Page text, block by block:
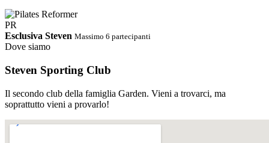
PR
Esclusiva Steven Massimo 6 partecipanti
Dove siamo
Steven Sporting Club
Il secondo club della famiglia Garden. Vieni a trovarci, ma
soprattutto vieni a provarlo!
PDF